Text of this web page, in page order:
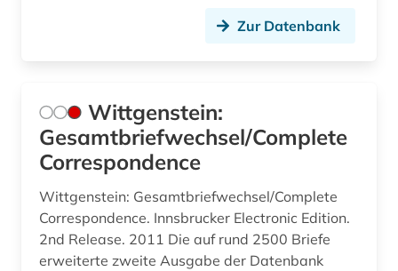
Zur Datenbank
Wittgenstein:
Gesamtbriefwechsel/Complete
Correspondence
Wittgenstein: Gesamtbriefwechsel/Complete
Correspondence. Innsbrucker Electronic Edition.
2nd Release. 2011 Die auf rund 2500 Briefe
erweiterte zweite Ausgabe der Datenbank